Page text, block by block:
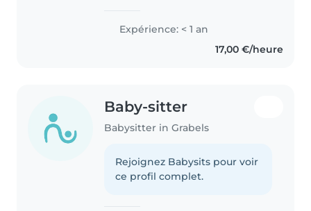
m’occuper un peu et car j’adore
les enfants ! Je parle anglais..
Expérience: < 1 an
17,00 €/heure
Baby-sitter
Babysitter in Grabels
Rejoignez Babysits pour voir
ce profil complet.